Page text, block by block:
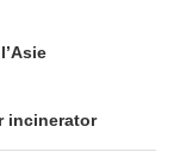
incinerator